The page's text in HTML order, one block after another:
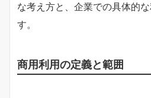
な考え方と、企業での具体的
す。
商用利用の定義と範囲